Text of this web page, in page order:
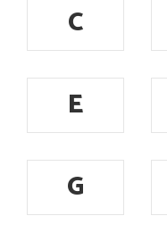
C
E
G